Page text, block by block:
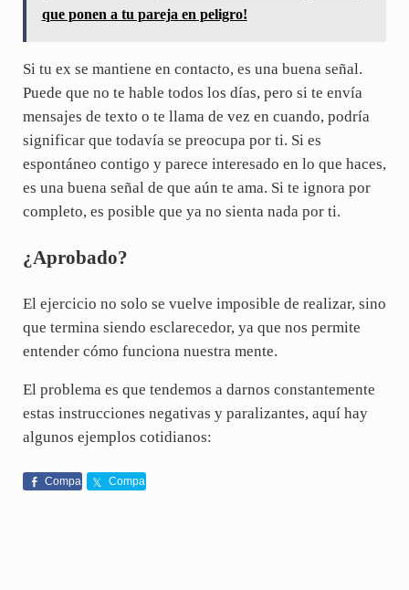
que ponen a tu pareja en peligro!
Si tu ex se mantiene en contacto, es una buena señal.
Puede que no te hable todos los días, pero si te envía
mensajes de texto o te llama de vez en cuando, podría
significar que todavía se preocupa por ti. Si es
espontáneo contigo y parece interesado en lo que haces,
es una buena señal de que aún te ama. Si te ignora por
completo, es posible que ya no sienta nada por ti.
¿Aprobado?
El ejercicio no solo se vuelve imposible de realizar, sino
que termina siendo esclarecedor, ya que nos permite
entender cómo funciona nuestra mente.
El problema es que tendemos a darnos constantemente
estas instrucciones negativas y paralizantes, aquí hay
algunos ejemplos cotidianos:
Compa
Compa